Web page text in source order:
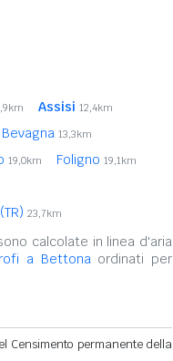
Assisi 12,4km
Bevagna 13,3km
19,0km Foligno 19,1km
23,7km
calcolate in linea d'aria
a Bettonaordinati per
Censimento permanente della